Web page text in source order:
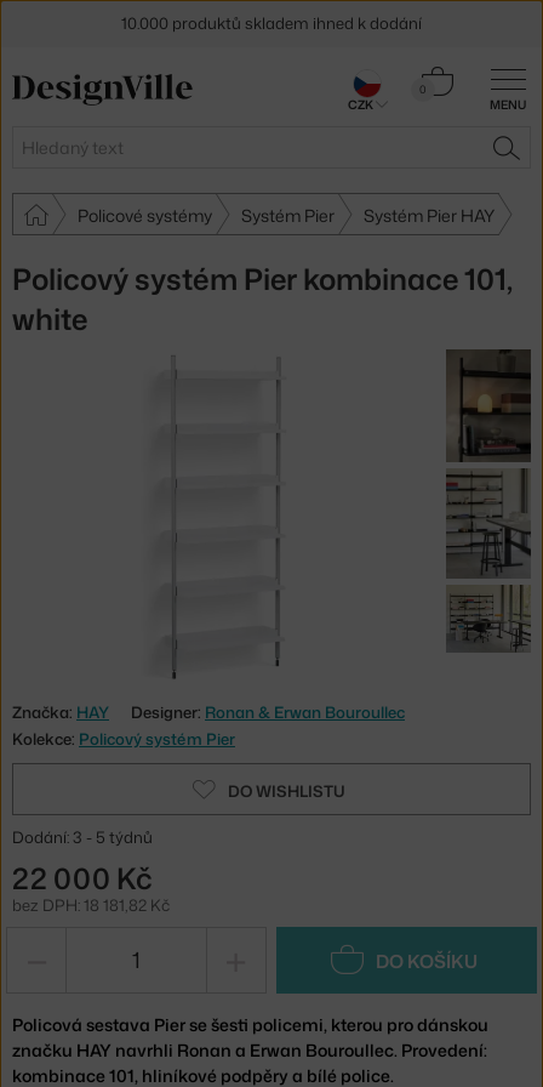
MENU
Hledat
0
Košík
Policové systémy Systém Pier Systém Pier HAY
Policový systém Pier kombinace 101,
white
Značka: HAY Designer: Ronan & Erwan Bouroullec
Kolekce: Policový systém Pier
DO WISHLISTU
Dodání: 3 - 5 týdnů
22 000 Kč
bez DPH: 18 181,82 Kč
DO KOŠÍKU
Policová sestava Pier se šesti policemi, kterou pro dánskou
značku HAY navrhli Ronan a Erwan Bouroullec. Provedení:
kombinace 101, hliníkové podpěry a bílé police.
10.000 produktů skladem ihned k dodání
Sleva 5 % pro odběratele
CZK